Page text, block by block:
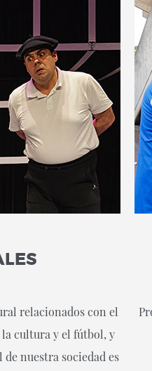
relacionados con el
cultura y el fútbol, y
nuestra sociedad es